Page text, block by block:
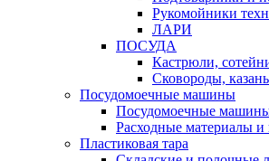
Рукомойники
ЛАРИ
ПОСУДА
Кастрюли,
Сковороды,
Посудомоечные машины
Посудомоечные
Расходные материалы
Пластиковая тара